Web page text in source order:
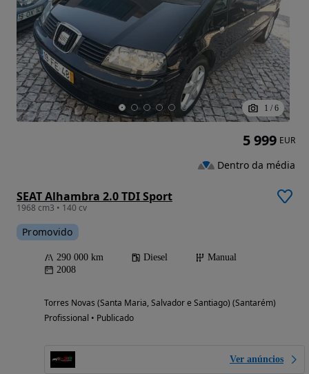
1 / 6
SEAT Alhambra 2.0 TDI Sport
1968 cm3 • 140 cv
Promovido
290 000 km Diesel
Manual
2008
Torres Novas (Santa Maria, Salvador e Santiago) (Santarém)
Profissional • Publicado
Ver anúncios
5 999 EUR
Dentro da média